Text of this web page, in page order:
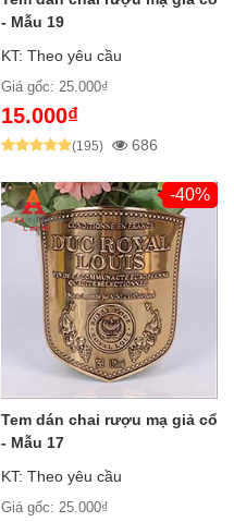
- Mẫu 19
KT: Theo yêu cầu
Giá gốc: 25.000₫
15.000₫
(195) 686
-40%
Tem dán chai rượu mạ giả cổ
- Mẫu 17
KT: Theo yêu cầu
Giá gốc: 25.000₫